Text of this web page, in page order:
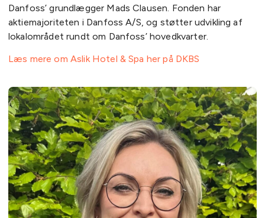
Danfoss’ grundlægger Mads Clausen. Fonden har
aktiemajoriteten i Danfoss A/S, og støtter udvikling af
lokalområdet rundt om Danfoss’ hovedkvarter.
Læs mere om Aslik Hotel & Spa her på DKBS